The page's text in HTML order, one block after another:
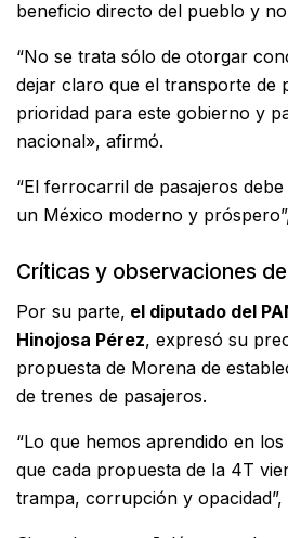
beneficio directo del pueblo y
“No se trata sólo de otorgar
dejar claro que el transporte de
prioridad para este gobierno y
nacional», afirmó.
“El ferrocarril de pasajeros
un México moderno y
Críticas y observaciones
Por su parte, el diputado del
Hinojosa Pérez, expresó su
propuesta de Morena de
de trenes de pasajeros.
“Lo que hemos aprendido en
que cada propuesta de la 4T
trampa, corrupción y opacidad”,